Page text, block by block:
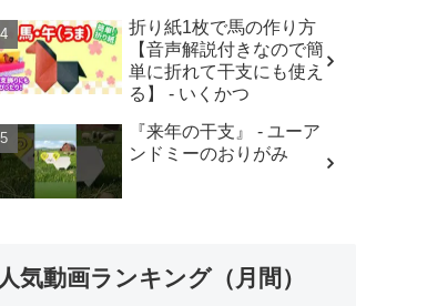
折り紙1枚で馬の作り方
【音声解説付きなので簡
単に折れて干支にも使え
る】 - いくかつ
『来年の干支』 - ユーア
ンドミーのおりがみ
人気動画ランキング（月間）